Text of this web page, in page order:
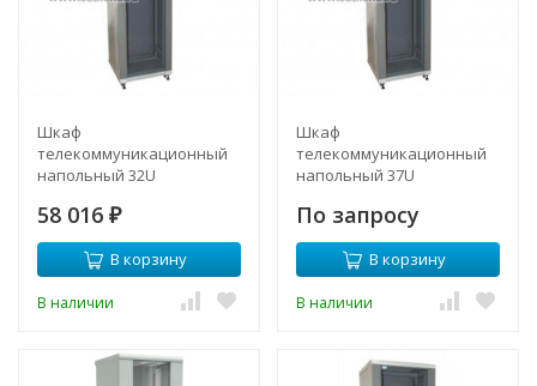
Шкаф
телекоммуникационный
напольный 32U
(SNR-TFC-326010-GS-G)
58 016 ₽
В корзину
В наличии
Шкаф
телекоммуникационный
напольный 37U
(SNR-TFC-376010-GS-G)
По запросу
В корзину
В наличии